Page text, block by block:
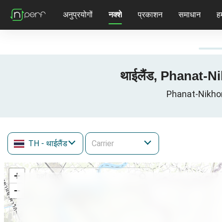
अनुप्रयोगों नक्शे प्रकाशन समाधान
थाईलैंड, Phanat-
Phanat-
TH - थाईलैंड
+
−